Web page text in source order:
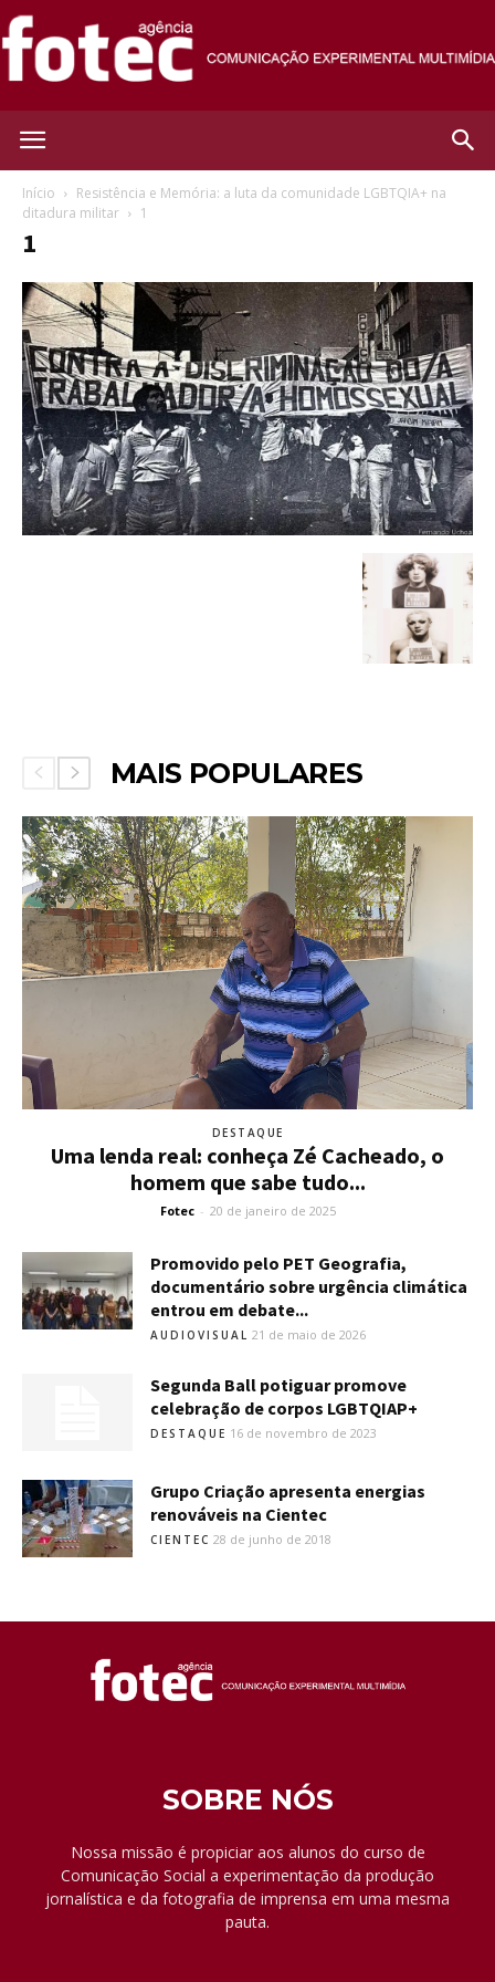
Início
Resistência e Memória: a luta da comunidade LGBTQIA+ na
ditadura militar
1
1
MAIS POPULARES
DESTAQUE
Uma lenda real: conheça Zé Cacheado, o
homem que sabe tudo...
Fotec - 20 de janeiro de 2025
Promovido pelo PET Geografia,
documentário sobre urgência climática
entrou em debate...
AUDIOVISUAL 21 de maio de 2026
Segunda Ball potiguar promove
celebração de corpos LGBTQIAP+
DESTAQUE 16 de novembro de 2023
Grupo Criação apresenta energias
renováveis na Cientec
CIENTEC 28 de junho de 2018
SOBRE NÓS
Nossa missão é propiciar aos alunos do curso de
Comunicação Social a experimentação da produção
jornalística e da fotografia de imprensa em uma mesma
pauta.